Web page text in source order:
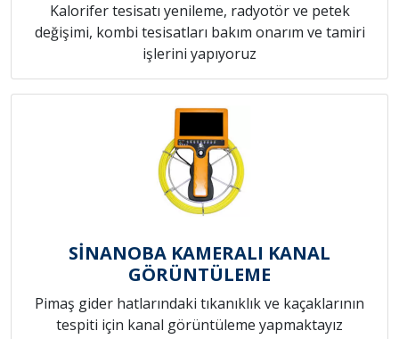
Kalorifer tesisatı yenileme, radyotör ve petek
değişimi, kombi tesisatları bakım onarım ve tamiri
işlerini yapıyoruz
SİNANOBA KAMERALI KANAL
GÖRÜNTÜLEME
Pimaş gider hatlarındaki tıkanıklık ve kaçaklarının
tespiti için kanal görüntüleme yapmaktayız